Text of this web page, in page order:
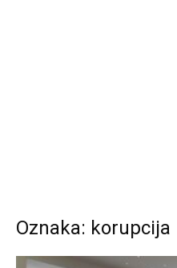
Oznaka: korupcija